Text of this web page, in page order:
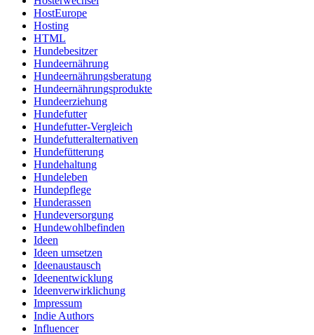
HostEurope
Hosting
HTML
Hundebesitzer
Hundeernährung
Hundeernährungsberatung
Hundeernährungsprodukte
Hundeerziehung
Hundefutter
Hundefutter-Vergleich
Hundefutteralternativen
Hundefütterung
Hundehaltung
Hundeleben
Hundepflege
Hunderassen
Hundeversorgung
Hundewohlbefinden
Ideen
Ideen umsetzen
Ideenaustausch
Ideenentwicklung
Ideenverwirklichung
Impressum
Indie Authors
Influencer